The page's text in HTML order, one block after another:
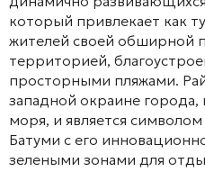
который привлекает как
жителей своей обширной
территорией,
просторными пляжами.
западной окраине
моря, и является
Батуми с его
зелеными зонами для